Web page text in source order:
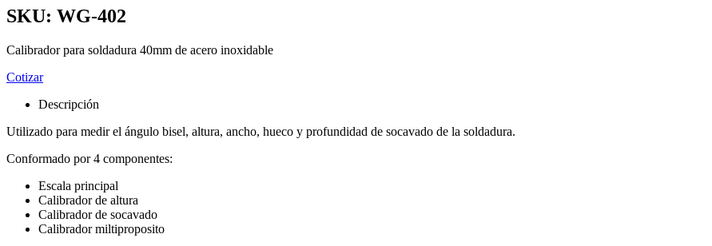
SKU: WG-402
Calibrador para soldadura 40mm de acero inoxidable
Cotizar
Descripción
Utilizado para medir el ángulo bisel, altura, ancho, hueco y profundidad de socavado de la soldadura.
Conformado por 4 componentes:
Escala principal
Calibrador de altura
Calibrador de socavado
Calibrador miltiproposito